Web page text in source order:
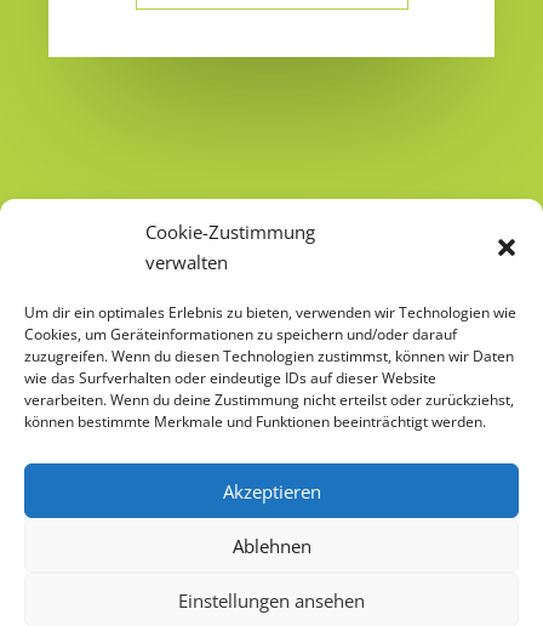
Cookie-Zustimmung
verwalten
Um dir ein optimales Erlebnis zu bieten, verwenden wir Technologien wie
Cookies, um Geräteinformationen zu speichern und/oder darauf
zuzugreifen. Wenn du diesen Technologien zustimmst, können wir Daten
wie das Surfverhalten oder eindeutige IDs auf dieser Website
verarbeiten. Wenn du deine Zustimmung nicht erteilst oder zurückziehst,
können bestimmte Merkmale und Funktionen beeinträchtigt werden.
Akzeptieren
Ablehnen
Einstellungen ansehen
Schau vorbei